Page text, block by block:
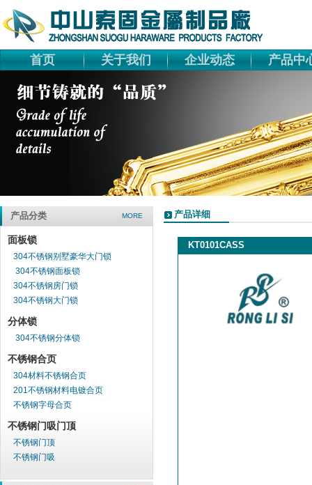
首页 关于我们 企业动态 产品中
产品分类 MORE
面板锁
304不锈钢别墅豪华大门锁
304不锈钢面板锁
304不锈钢房门锁
304不锈钢大门锁
分体锁
304不锈钢分体锁
不锈钢合页
304材料不锈钢合页
201不锈钢材料电镀合页
不锈钢字母合页
不锈钢门吸门顶
不锈钢门顶
不锈钢门吸
产品详细
KT0101CASS